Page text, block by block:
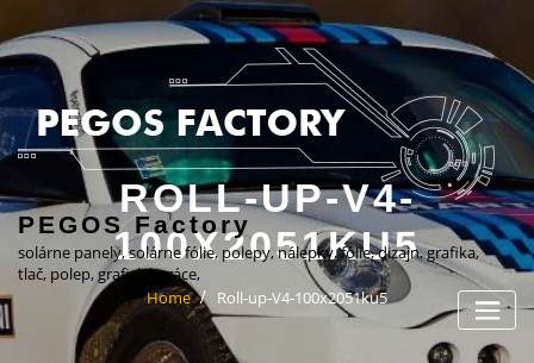
to
content
PEGOS Factory
solárne panely, solárne fólie, polepy, nálepky, fólie, dizajn, grafika,
tlač, polep, grafické práce,
ROLL-UP-V4-
100X2051KU5
Home Roll-up-V4-100x2051ku5